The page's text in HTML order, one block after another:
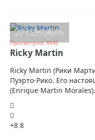
27 СЕНТЯБРЬ
Просмотров: 8646
Ricky Martin
Ricky Martin (Рики
Пуэрто-Рико. Его
(Enrique Martin
+8 8